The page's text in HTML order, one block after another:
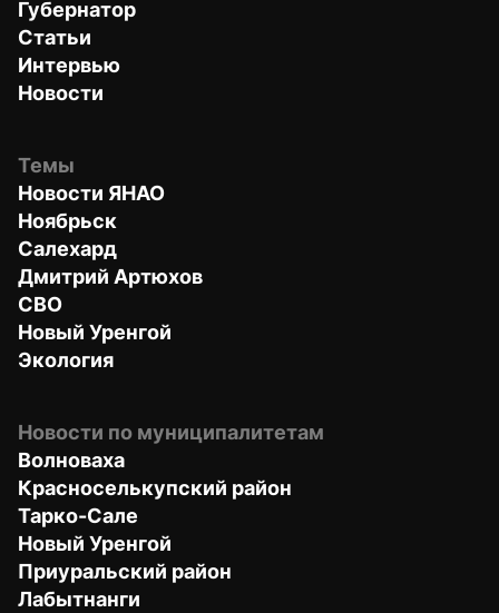
Губернатор
Статьи
Интервью
Новости
Темы
Новости ЯНАО
Ноябрьск
Салехард
Дмитрий Артюхов
СВО
Новый Уренгой
Экология
Новости по муниципалитетам
Волноваха
Красноселькупский район
Тарко-Сале
Новый Уренгой
Приуральский район
Лабытнанги